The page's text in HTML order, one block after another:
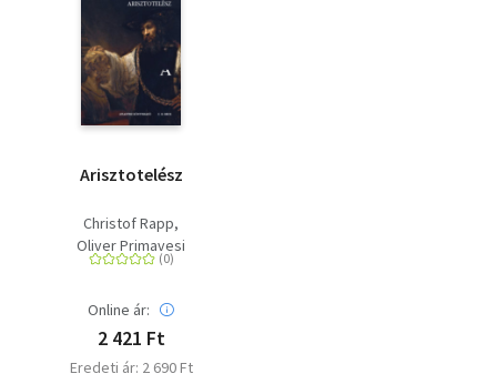
Arisztotelész
Christof Rapp
Oliver Primavesi
Online ár:
2 421 Ft
Eredeti ár: 2 690 Ft